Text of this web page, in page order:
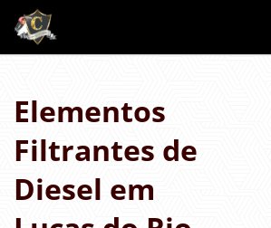
Elementos
Filtrantes de
Diesel em